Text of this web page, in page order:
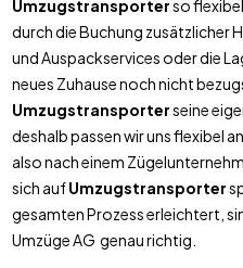
Umzugstransporterso
durch die Buchung zusätzlicher
und Auspackservices oder die
neues Zuhause noch nicht
Umzugstransporterseine
deshalb passen wir uns flexibel
also nach einem
sich aufUmzugstransporter
gesamten Prozess erleichtert,
Umzüge AG genau richtig.